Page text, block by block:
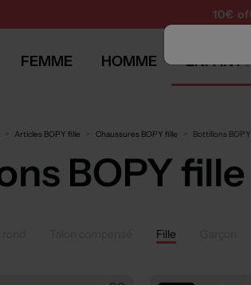
10€
FEMME HOMME ENFANT
Articles BOPY fille Chaussures BOPY fille Bottillons
BOPY fille
Fille